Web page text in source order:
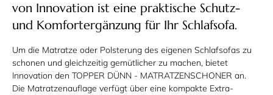
von Innovation ist eine praktische Schutz-
und Komfortergänzung für Ihr Schlafsofa.
Um die Matratze oder Polsterung des eigenen Schlafsofas zu
schonen und gleichzeitig gemütlicher zu machen, bietet
Innovation den TOPPER DÜNN - MATRATZENSCHONER an.
Die Matratzenauflage verfügt über eine kompakte Extra-